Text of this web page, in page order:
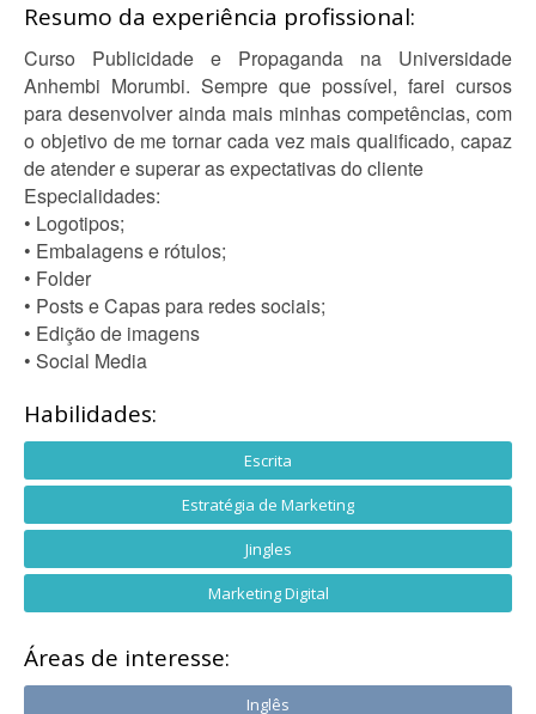
Resumo da experiência profissional:
Curso Publicidade e Propaganda na Universidade
Anhembi Morumbi. Sempre que possível, farei cursos
para desenvolver ainda mais minhas competências, com
o objetivo de me tornar cada vez mais qualificado, capaz
de atender e superar as expectativas do cliente
Especialidades:
• Logotipos;
• Embalagens e rótulos;
• Folder
• Posts e Capas para redes sociais;
• Edição de imagens
• Social Media
Habilidades:
Escrita
Estratégia de Marketing
Jingles
Marketing Digital
Áreas de interesse:
Inglês